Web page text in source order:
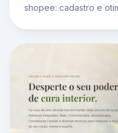
shopee: cadastro e